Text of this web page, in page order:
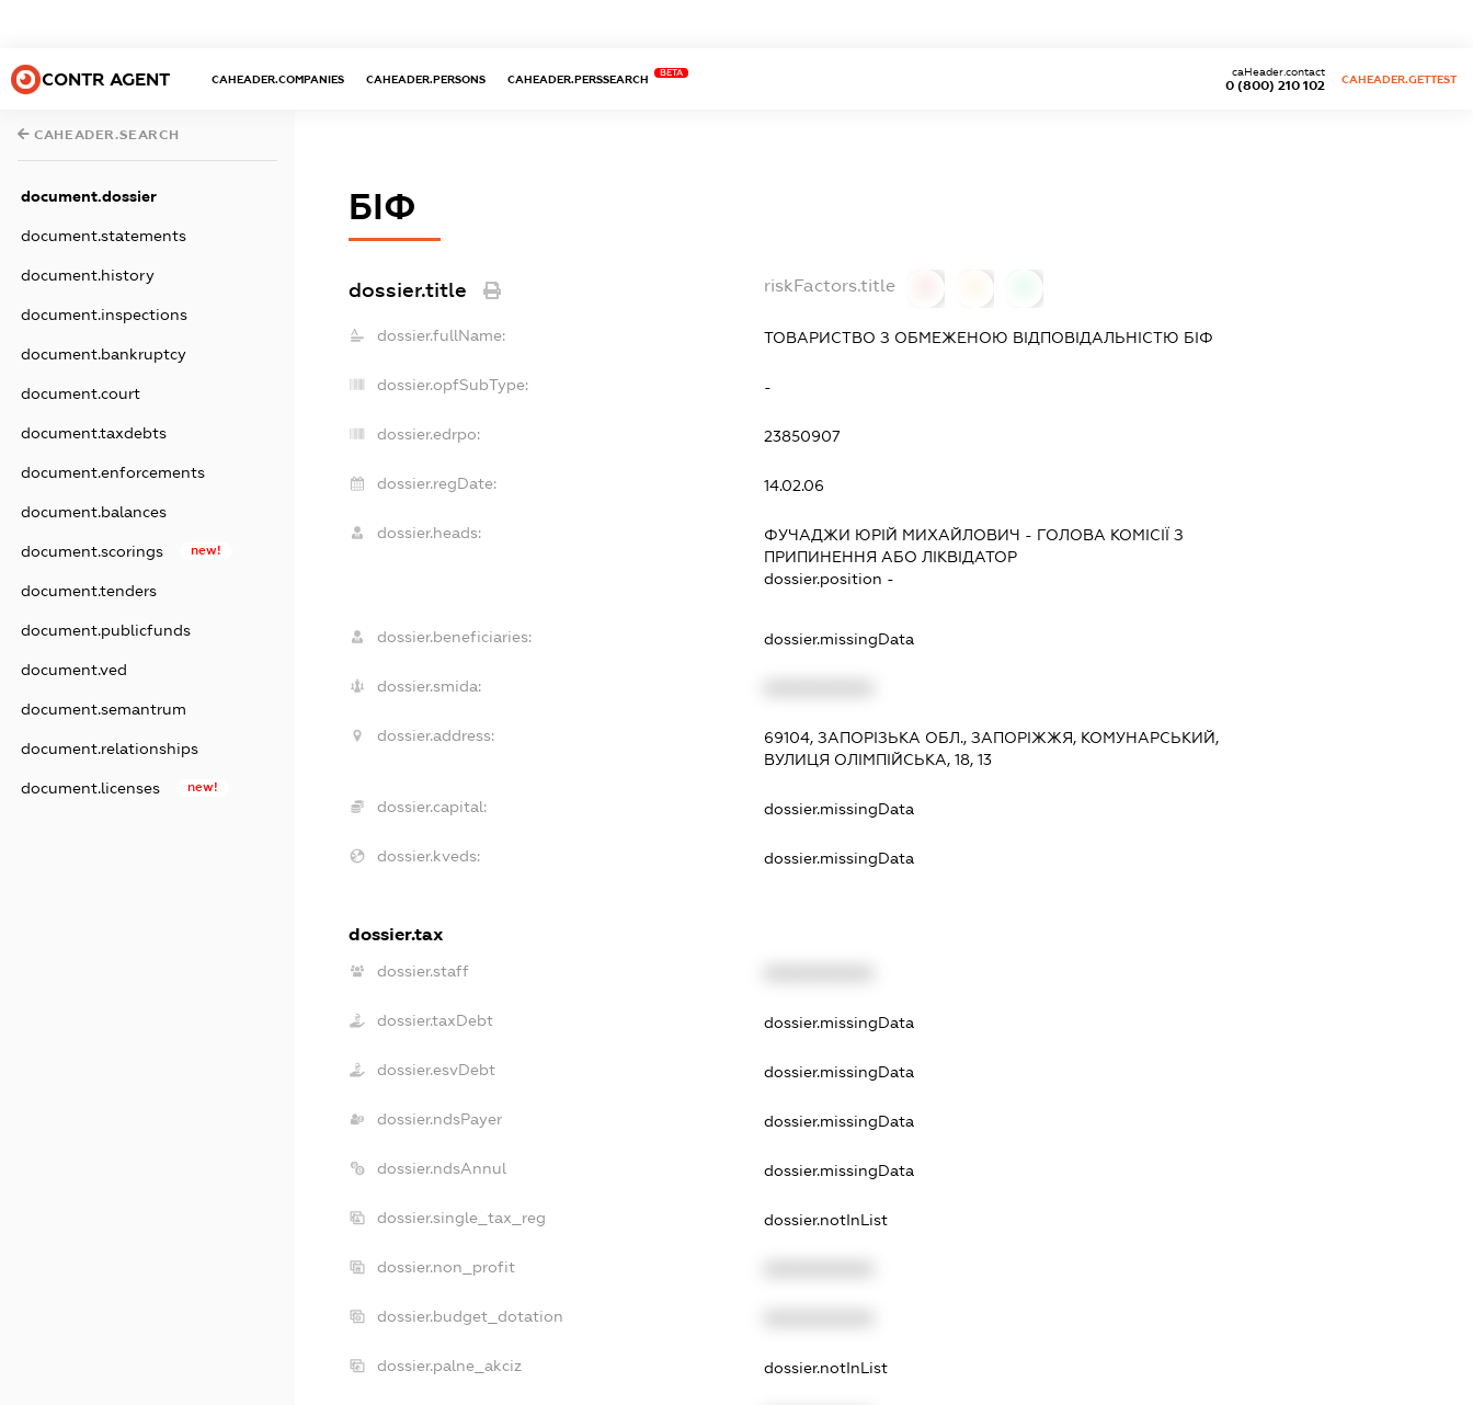
CONTR AGENT CAHEADER.COMPANIES CAHEADER.PERSONS CAHEADER.PERSSEARCH
BETA
0 (800) 210 102
caHeader.contact
CAHEADER.GETTEST
CAHEADER.SEARCH
document.dossier
document.statements
document.history
document.inspections
document.bankruptcy
document.court
document.taxdebts
document.enforcements
document.balances
document.scorings new!
document.tenders
document.publicfunds
document.ved
document.semantrum
document.relationships
document.licenses new!
БІФ
dossier.title riskFactors.title
dossier.fullName: ТОВАРИСТВО З ОБМЕЖЕНОЮ ВІДПОВІДАЛЬНІСТЮ БІФ
dossier.opfSubType: -
dossier.edrpo: 23850907
dossier.regDate: 14.02.06
dossier.heads: ФУЧАДЖИ ЮРІЙ МИХАЙЛОВИЧ - ГОЛОВА КОМІСІЇ З
ПРИПИНЕННЯ АБО ЛІКВІДАТОР
dossier.position -
dossier.beneficiaries: dossier.missingData
dossier.smida:
dossier.address:
69104, ЗАПОРІЗЬКА ОБЛ., ЗАПОРІЖЖЯ, КОМУНАРСЬКИЙ,
ВУЛИЦЯ ОЛІМПІЙСЬКА, 18, 13
dossier.capital: dossier.missingData
dossier.kveds: dossier.missingData
dossier.tax
dossier.staff
dossier.taxDebt dossier.missingData
dossier.esvDebt dossier.missingData
dossier.ndsPayer dossier.missingData
dossier.ndsAnnul dossier.missingData
dossier.single_tax_reg dossier.notInList
dossier.non_profit
dossier.budget_dotation
dossier.palne_akciz dossier.notInList